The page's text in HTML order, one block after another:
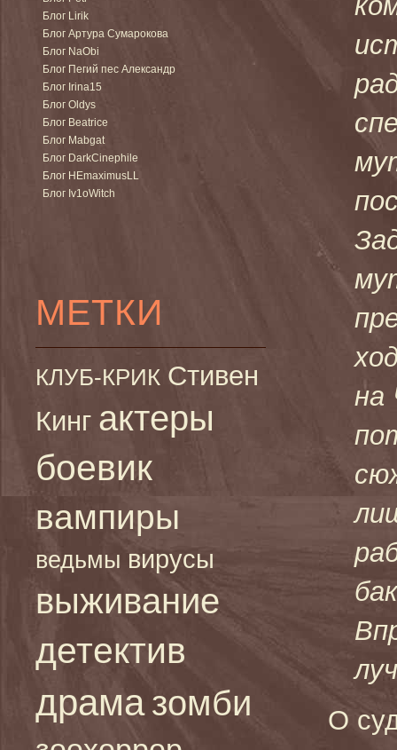
Блог Lirik
Блог Артура Сумарокова
Блог NaObi
Блог Пегий пес Александр
Блог Irina15
Блог Oldys
Блог Beatrice
Блог Mabgat
Блог DarkCinephile
Блог HEmaximusLL
Блог Iv1oWitch
МЕТКИ
КЛУБ-КРИК Стивен
Кинг актеры
боевик
вампиры
ведьмы вирусы
выживание
детектив
драма зомби
на
О